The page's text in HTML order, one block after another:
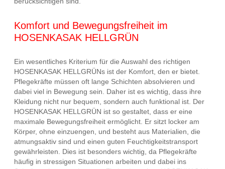
Komfort und Bewegungsfreiheit im
HOSENKASAK HELLGRÜN
Ein wesentliches Kriterium für die Auswahl des richtigen
HOSENKASAK HELLGRÜNs ist der Komfort, den er bietet.
Pflegekräfte müssen oft lange Schichten absolvieren und
dabei viel in Bewegung sein. Daher ist es wichtig, dass ihre
Kleidung nicht nur bequem, sondern auch funktional ist. Der
HOSENKASAK HELLGRÜN ist so gestaltet, dass er eine
maximale Bewegungsfreiheit ermöglicht. Er sitzt locker am
Körper, ohne einzuengen, und besteht aus Materialien, die
atmungsaktiv sind und einen guten Feuchtigkeitstransport
gewährleisten. Dies ist besonders wichtig, da Pflegekräfte
häufig in stressigen Situationen arbeiten und dabei ins